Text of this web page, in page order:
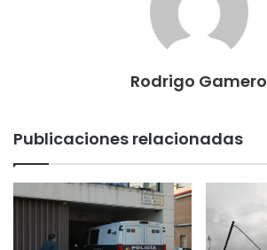
Rodrigo Gamero
Publicaciones relacionadas